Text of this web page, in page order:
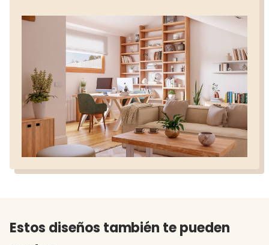
Estos diseños también te pueden